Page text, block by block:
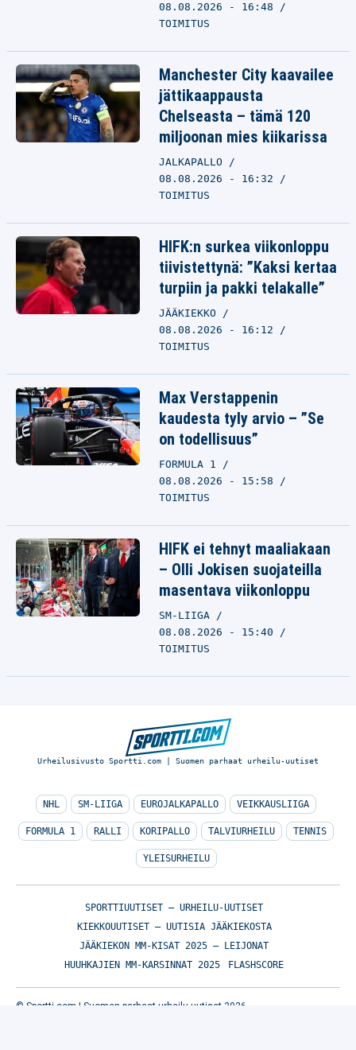
08.08.2026 - 16:48
TOIMITUS
Manchester City kaavailee
jättikaappausta
Chelseasta – tämä 120
miljoonan mies kiikarissa
JALKAPALLO
08.08.2026 - 16:32
TOIMITUS
HIFK:n surkea viikonloppu
tiivistettynä: ”Kaksi kertaa
turpiin ja pakki telakalle”
JÄÄKIEKKO
08.08.2026 - 16:12
TOIMITUS
Max Verstappenin
kaudesta tyly arvio – ”Se
on todellisuus”
FORMULA 1
08.08.2026 - 15:58
TOIMITUS
HIFK ei tehnyt maaliakaan
– Olli Jokisen suojateilla
masentava viikonloppu
SM-LIIGA
08.08.2026 - 15:40
TOIMITUS
Urheilusivusto Sportti.com | Suomen parhaat urheilu-uutiset
NHL SM-LIIGA EUROJALKAPALLO VEIKKAUSLIIGA
FORMULA 1 RALLI KORIPALLO TALVIURHEILU TENNIS
YLEISURHEILU
SPORTTIUUTISET – URHEILU-UUTISET
KIEKKOUUTISET – UUTISIA JÄÄKIEKOSTA
JÄÄKIEKON MM-KISAT 2025 – LEIJONAT
HUUHKAJIEN MM-KARSINNAT 2025
FLASHSCORE
© Sportti.com | Suomen parhaat urheilu-uutiset 2026